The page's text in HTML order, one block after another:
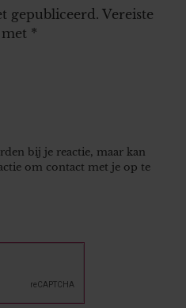
gepubliceerd. Vereiste
*
bij je reactie, maar kan
om contact met je op te